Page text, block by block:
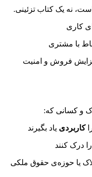
است، نه یک کتاب تزئینی.
کاری
با مشتری
فروش و امنیت
و کسانی که:
کاربردی یاد بگیرند
درک کنند
یا حوزه‌ی حقوق ملکی